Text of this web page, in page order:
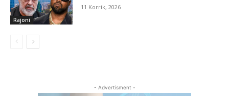
Rajoni
11 Korrik, 2026
- Advertisment -